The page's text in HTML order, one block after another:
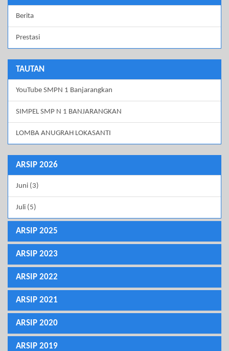
Berita
Prestasi
TAUTAN
YouTube SMPN 1 Banjarangkan
SIMPEL SMP N 1 BANJARANGKAN
LOMBA ANUGRAH LOKASANTI
ARSIP 2026
Juni (3)
Juli (5)
ARSIP 2025
ARSIP 2023
ARSIP 2022
ARSIP 2021
ARSIP 2020
ARSIP 2019